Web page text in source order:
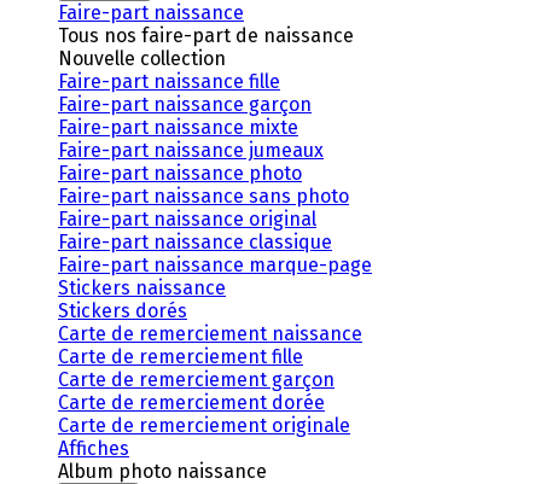
Faire-part naissance
Tous nos faire-part de naissance
Nouvelle collection
Faire-part naissance fille
Faire-part naissance garçon
Faire-part naissance mixte
Faire-part naissance jumeaux
Faire-part naissance photo
Faire-part naissance sans photo
Faire-part naissance original
Faire-part naissance classique
Faire-part naissance marque-page
Stickers naissance
Stickers dorés
Carte de remerciement naissance
Carte de remerciement fille
Carte de remerciement garçon
Carte de remerciement dorée
Carte de remerciement originale
Affiches
Album photo naissance